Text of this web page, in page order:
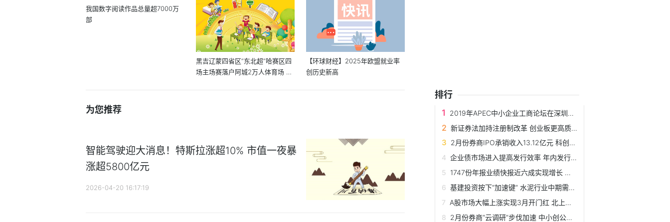
我国数字阅读作品总量超7000万
部
黑吉辽蒙四省区“东北超”哈赛区四
场主场赛落户阿城2万人体育场 独
【环球财经】2025年欧盟就业率
创历史新高
为您推荐
智能驾驶迎大消息！特斯拉涨超10% 市值一夜暴
涨超5800亿元
2026-04-20 16:17:19
排行
2019年APEC中小企业工商论坛在深圳开幕
新证券法加持注册制改革 创业板更高质量发展即日启程
2月份券商IPO承销收入13.12亿元 科创板项目占比近七成
企业债市场进入提高发行效率 年内发行总额或超6000亿元
1747份年报业绩快报近六成实现增长 净利润实现同比翻番公司达154家
基建投资按下“加速键” 水泥行业中期需求有保证
A股市场大幅上涨实现3月开门红 北上资金终结6日净流出
2月份券商“云调研”步伐加速 中小创公司仍是券商调研重点